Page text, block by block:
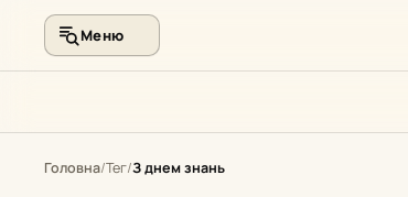
Меню
Головна/Тег/З днем знань